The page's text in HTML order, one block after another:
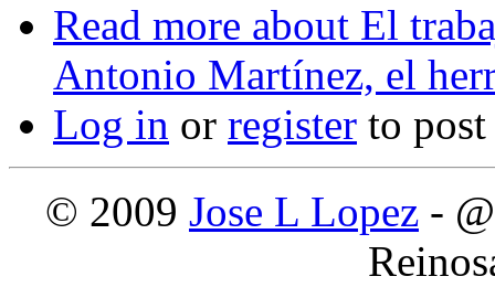
Read more about El
Antonio Martínez, el
Log in or register to
© 2009 Jose L Lopez -